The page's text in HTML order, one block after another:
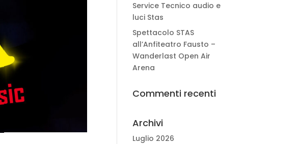
Service Tecnico audio e
luci Stas
Spettacolo STAS
all’Anfiteatro Fausto –
Wanderlast Open Air
Arena
Commenti recenti
Archivi
Luglio 2026